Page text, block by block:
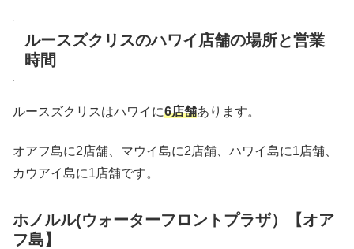
ルースズクリスのハワイ店舗の場所と営業
時間
ルースズクリスはハワイに6店舗あります。
オアフ島に2店舗、マウイ島に2店舗、ハワイ島に1店舗、
カウアイ島に1店舗です。
ホノルル(ウォーターフロントプラザ）【オア
フ島】